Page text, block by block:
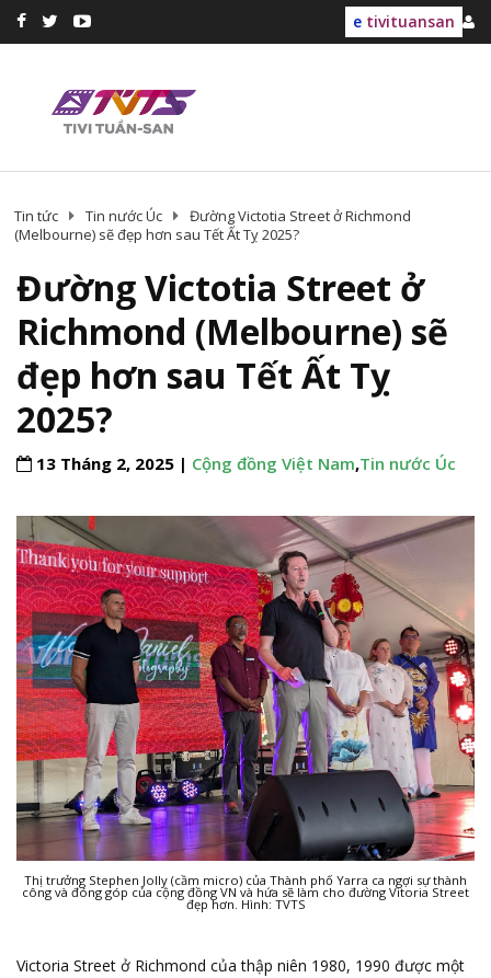
e tivituansan
Tin tức Tin nước Úc
Đường Victotia Street ở Richmond
(Melbourne) sẽ đẹp hơn sau Tết Ất Tỵ 2025?
Đường Victotia Street ở
Richmond (Melbourne) sẽ
đẹp hơn sau Tết Ất Tỵ
2025?
13 Tháng 2, 2025 | Cộng đồng Việt Nam,Tin nước Úc
Thị trưởng Stephen Jolly (cầm micro) của Thành phố Yarra ca ngợi sự thành
công và đóng góp của cộng đồng VN và hứa sẽ làm cho đường Vitoria Street
đẹp hơn. Hình: TVTS
Victoria Street ở Richmond của thập niên 1980, 1990 được một